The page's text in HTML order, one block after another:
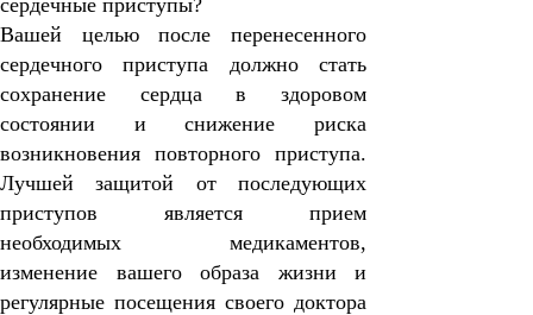
сердечные приступы?
Вашей целью после перенесенного
сердечного приступа должно стать
сохранение сердца в здоровом
состоянии и снижение риска
возникновения повторного приступа.
Лучшей защитой от последующих
приступов является прием
необходимых медикаментов,
изменение вашего образа жизни и
регулярные посещения своего доктора